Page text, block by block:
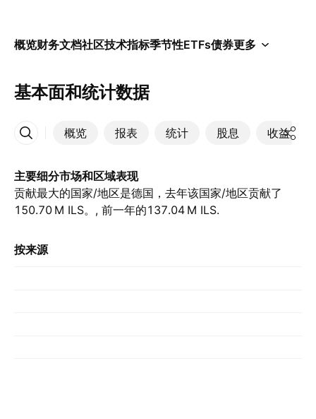
概览财务文档社区技术指标季节性ETFs债券更多
基本面和统计数据
概览 报表 统计 股息 收益
更多
主要细分市场和区域表现
贡献最大的国家/地区是德国，去年该国家/地区贡献了‪
150.70 M‬ ILS。, 前一年的‪137.04 M‬ ILS.
按来源